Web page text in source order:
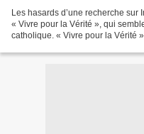
Les hasards d’une recherche sur
« Vivre pour la Vérité », qui
catholique. « Vivre pour la Vérité